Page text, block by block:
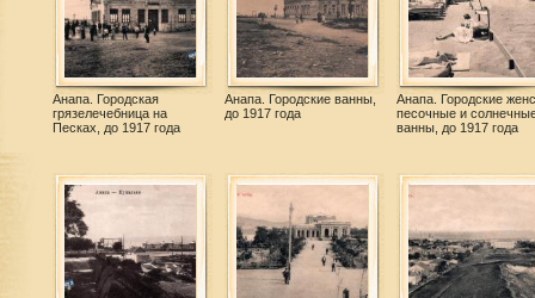
Анапа. Городская
грязелечебница на
Песках, до 1917 года
Анапа. Городские ванны,
до 1917 года
Анапа. Городские
песочные и
ванны, до 1917 года